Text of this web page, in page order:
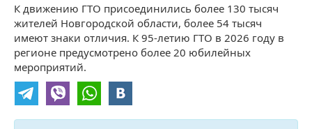
К движению ГТО присоединились более 130 тысяч
жителей Новгородской области, более 54 тысяч
имеют знаки отличия. К 95-летию ГТО в 2026 году в
регионе предусмотрено более 20 юбилейных
мероприятий.